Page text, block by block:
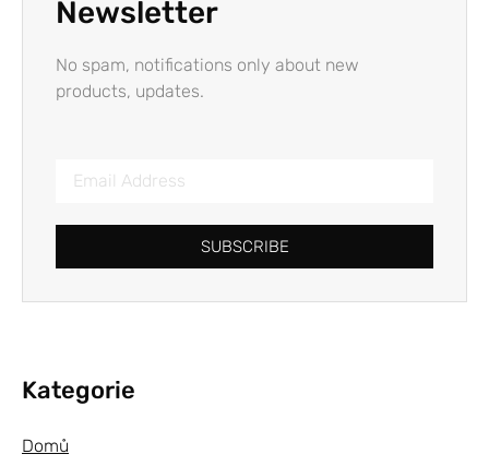
Newsletter
No spam, notifications only about new
products, updates.
SUBSCRIBE
Kategorie
Domů